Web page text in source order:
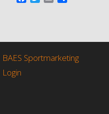
o
k
r
BAES Sportmarketing
Login